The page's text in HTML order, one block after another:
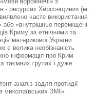
- ресурсах Херсонщини» (м.
часте використання
або «внутрішньо переміщені
Криму за етнічними та
материкової України
є велика необізнаність
інформація про Крим
таємних групах і дуже
аналіз задля протидії
миколаївських ЗМІ»